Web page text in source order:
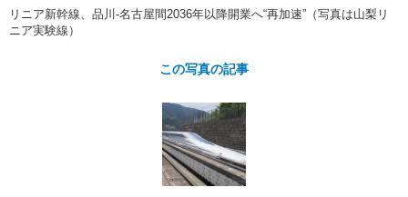
カーメーカー「旧車」関連プロジ
コラム
イベント
リニア新幹線、品川-名古屋間2036年以降開業へ“再加速”（写真は山梨リ
ニア実験線）
この写真の記事